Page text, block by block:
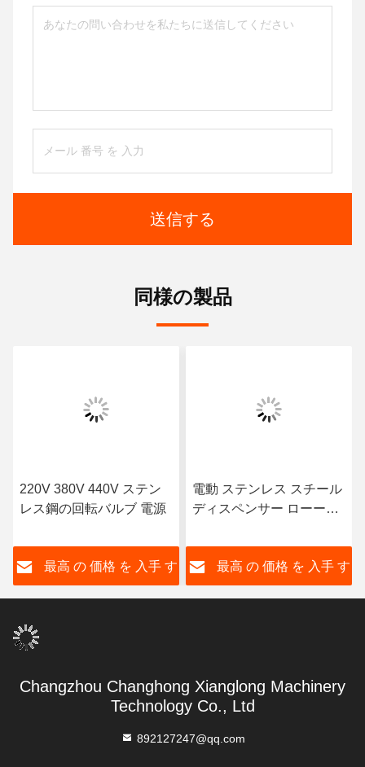
送信する
同様の製品
220V 380V 440V ステン
レス鋼の回転バルブ 電源
最高 の 価格 を 入手 す
電動 ステンレス スチール
ディスペンサー ローータ
最高 の 価格 を 入手 す
Changzhou Changhong Xianglong Machinery
Technology Co., Ltd
892127247@qq.com